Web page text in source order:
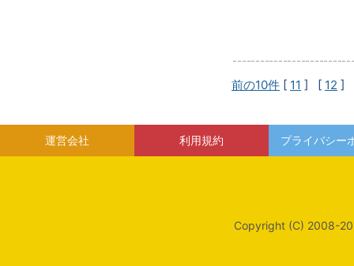
前の10件 [ 11 ] [ 12 ]
運営会社 利用規約 プライバシー
Copyright (C) 2008-